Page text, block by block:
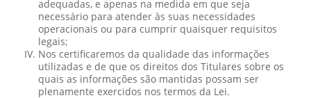
adequadas, e apenas na medida em que seja
necessário para atender às suas necessidades
operacionais ou para cumprir quaisquer requisitos
legais;
Nos certificaremos da qualidade das informações
utilizadas e de que os direitos dos Titulares sobre os
quais as informações são mantidas possam ser
plenamente exercidos nos termos da Lei.